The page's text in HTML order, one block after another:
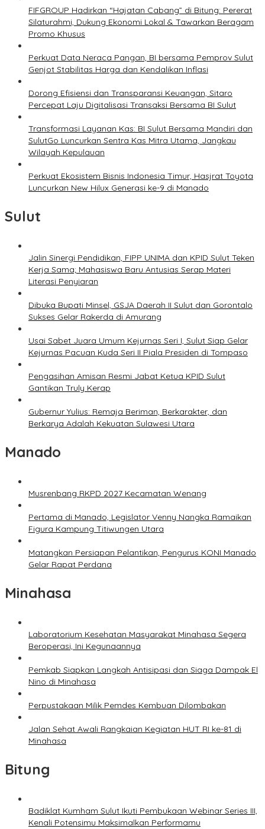
FIFGROUP Hadirkan “Hajatan Cabang” di Bitung: Pererat
Silaturahmi, Dukung Ekonomi Lokal & Tawarkan Beragam
Promo Khusus
Perkuat Data Neraca Pangan, BI bersama Pemprov Sulut
Genjot Stabilitas Harga dan Kendalikan Inflasi
Dorong Efisiensi dan Transparansi Keuangan, Sitaro
Percepat Laju Digitalisasi Transaksi Bersama BI Sulut
Transformasi Layanan Kas: BI Sulut Bersama Mandiri dan
SulutGo Luncurkan Sentra Kas Mitra Utama, Jangkau
Wilayah Kepulauan
Perkuat Ekosistem Bisnis Indonesia Timur, Hasjrat Toyota
Luncurkan New Hilux Generasi ke-9 di Manado
Sulut
Jalin Sinergi Pendidikan, FIPP UNIMA dan KPID Sulut Teken
Kerja Sama; Mahasiswa Baru Antusias Serap Materi
Literasi Penyiaran
Dibuka Bupati Minsel, GSJA Daerah II Sulut dan Gorontalo
Sukses Gelar Rakerda di Amurang
Usai Sabet Juara Umum Kejurnas Seri I, Sulut Siap Gelar
Kejurnas Pacuan Kuda Seri II Piala Presiden di Tompaso
Pengasihan Amisan Resmi Jabat Ketua KPID Sulut
Gantikan Truly Kerap
Gubernur Yulius: Remaja Beriman, Berkarakter, dan
Berkarya Adalah Kekuatan Sulawesi Utara
Manado
Musrenbang RKPD 2027 Kecamatan Wenang
Pertama di Manado, Legislator Venny Nangka Ramaikan
Figura Kampung Titiwungen Utara
Matangkan Persiapan Pelantikan, Pengurus KONI Manado
Gelar Rapat Perdana
Minahasa
Laboratorium Kesehatan Masyarakat Minahasa Segera
Beroperasi, Ini Kegunaannya
Pemkab Siapkan Langkah Antisipasi dan Siaga Dampak El
Nino di Minahasa
Perpustakaan Milik Pemdes Kembuan Dilombakan
Jalan Sehat Awali Rangkaian Kegiatan HUT RI ke-81 di
Minahasa
Bitung
Badiklat Kumham Sulut Ikuti Pembukaan Webinar Series III,
Kenali Potensimu Maksimalkan Performamu